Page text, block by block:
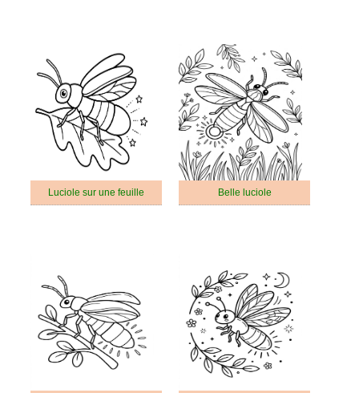
Luciole sur une feuille Belle luciole